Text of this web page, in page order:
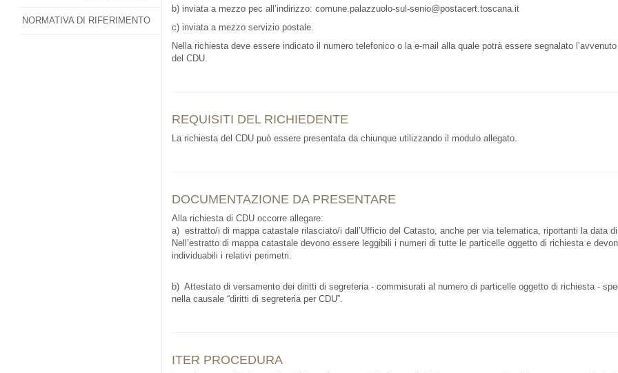
NORMATIVA DI RIFERIMENTO
b) inviata a mezzo pec all’indirizzo: comune.palazzuolo-sul-senio@postacert.toscana.it
c) inviata a mezzo servizio postale.
Nella richiesta deve essere indicato il numero telefonico o la e-mail alla quale potrà essere segnalato
del CDU.
REQUISITI DEL RICHIEDENTE
La richiesta del CDU può essere presentata da chiunque utilizzando il modulo allegato.
DOCUMENTAZIONE DA PRESENTARE
Alla richiesta di CDU occorre allegare:
a) estratto/i di mappa catastale rilasciato/i dall’Ufficio del Catasto, anche per via telematica, riportanti la data
Nell’estratto di mappa catastale devono essere leggibili i numeri di tutte le particelle oggetto di richiesta e
individuabili i relativi perimetri.
b) Attestato di versamento dei diritti di segreteria - commisurati al numero di particelle oggetto di richiesta -
nella causale “diritti di segreteria per CDU”.
ITER PROCEDURA